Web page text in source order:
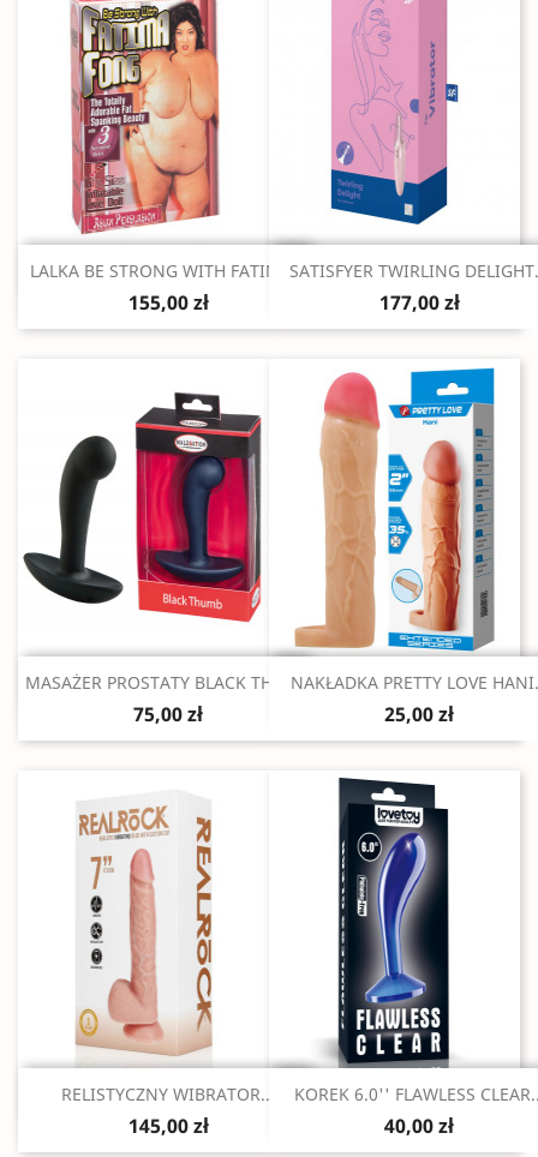
Szybki podgląd
LALKA BE STRONG WITH FATIMA...
155,00 zł
Szybki podgląd
SATISFYER TWIRLING
177,00 zł
Szybki podgląd
MASAŻER PROSTATY BLACK THUMB
75,00 zł
Szybki podgląd
NAKŁADKA PRETTY LOVE
25,00 zł
Szybki podgląd
RELISTYCZNY WIBRATOR...
145,00 zł
Szybki podgląd
KOREK 6.0'' FLAWLESS
40,00 zł